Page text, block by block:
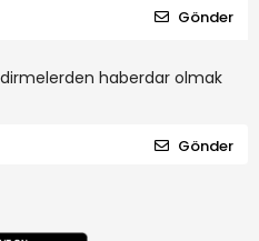
Gönder
haberdar olmak
Gönder